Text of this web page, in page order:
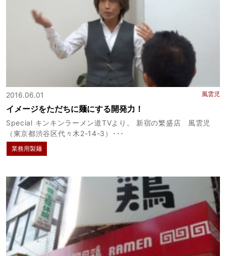
2016.06.01 風雲児
イメージをただちに麺にする開発力！
Special キンキンラーメン道TVより。 新宿の繁盛店 風雲児
（東京都渋谷区代々木2-14-3）･･･
業務用製麺